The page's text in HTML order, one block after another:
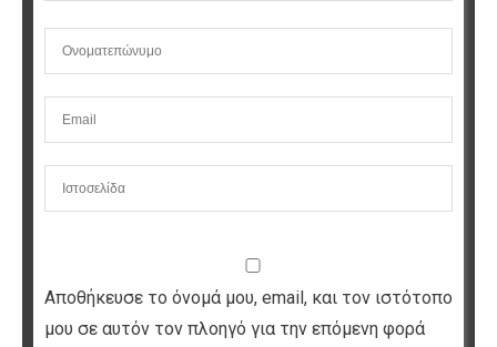
Αποθήκευσε το όνομά μου, email, και τον ιστότοπο
μου σε αυτόν τον πλοηγό για την επόμενη φορά